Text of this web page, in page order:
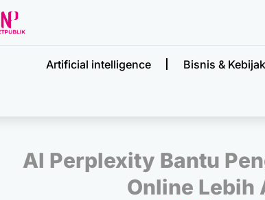
Artificial intelligence Bisnis &
AI Perplexity Bantu
Online Lebih